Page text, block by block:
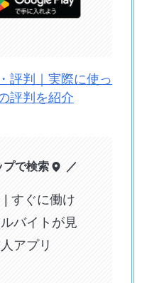
評判｜実際に使っ
評判を紹介
プで検索 ／
| すぐに働け
バイトが見
アプリ